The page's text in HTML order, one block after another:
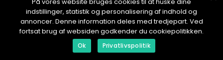
Annonsering
Om oss
indstillinger, statistik og personalisering af indhold og
annoncer. Denne information deles med tredjepart. Ved
fortsat brug af websiden godkender du cookiepolitikken.
Ok Privatlivspolitik